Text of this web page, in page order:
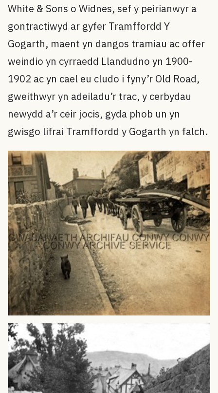
White & Sons o Widnes, sef y peirianwyr a
gontractiwyd ar gyfer Tramffordd Y
Gogarth, maent yn dangos tramiau ac offer
weindio yn cyrraedd Llandudno yn 1900-
1902 ac yn cael eu cludo i fyny’r Old Road,
gweithwyr yn adeiladu’r trac, y cerbydau
newydd a’r ceir jocis, gyda phob un yn
gwisgo lifrai Tramffordd y Gogarth yn falch.